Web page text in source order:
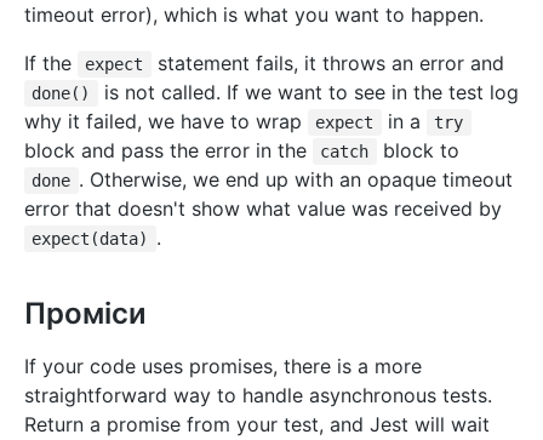
timeout error), which is what you want to happen.
If the
expect statement fails, it throws an error and
done()
is not called. If we want to see in the test log
why it failed, we have to wrap
expect in a try
block and pass the error in the catch block to
done . Otherwise, we end up with an opaque timeout
error that doesn't show what value was received by
expect(data) .
Проміси
If your code uses promises, there is a more
straightforward way to handle asynchronous tests.
Return a promise from your test, and Jest will wait